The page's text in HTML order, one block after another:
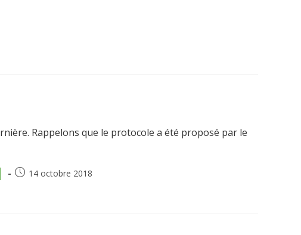
Rappelons que le protocole a été proposé par le
Publication
14 octobre 2018